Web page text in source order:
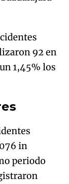
92 en
1,45% los
in
periodo